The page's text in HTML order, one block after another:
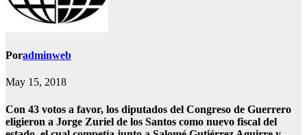
Poradminweb
May 15, 2018
Con 43 votos a favor, los diputados del Congreso de Guerrero
eligieron a Jorge Zuriel de los Santos como nuevo fiscal del